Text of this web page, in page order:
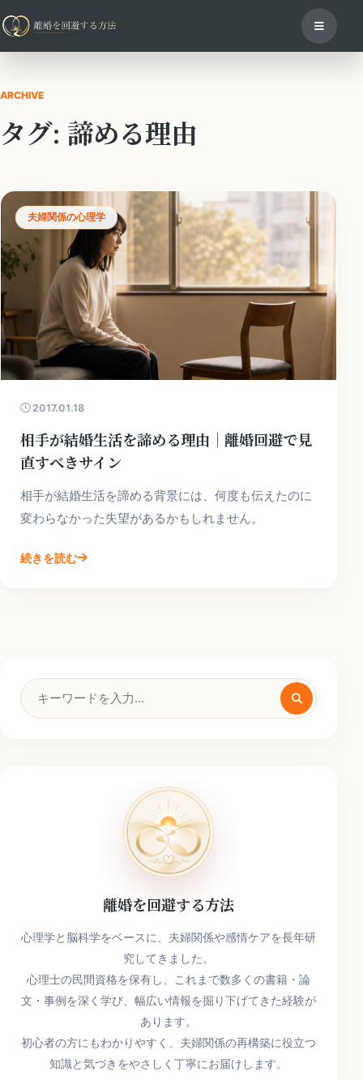
ARCHIVE
タグ: 諦める理由
夫婦関係の心理学
2017.01.18
相手が結婚生活を諦める理由｜離婚回避で見
直すべきサイン
相手が結婚生活を諦める背景には、何度も伝えたのに
変わらなかった失望があるかもしれません。
続きを読む
検
索
離婚を回避する方法
心理学と脳科学をベースに、夫婦関係や感情ケアを長年研
究してきました。
心理士の民間資格を保有し、これまで数多くの書籍・論
文・事例を深く学び、幅広い情報を掘り下げてきた経験が
あります。
初心者の方にもわかりやすく、夫婦関係の再構築に役立つ
知識と気づきをやさしく丁寧にお届けします。